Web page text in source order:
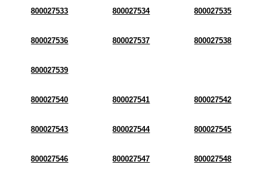
800027533 800027534 800027535
800027536 800027537 800027538
800027539
800027540 800027541 800027542
800027543 800027544 800027545
800027546 800027547 800027548